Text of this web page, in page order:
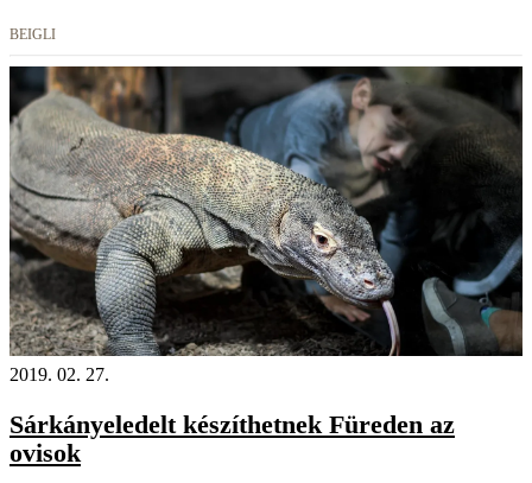
BEIGLI
2019. 02. 27.
Sárkányeledelt készíthetnek Füreden az
ovisok